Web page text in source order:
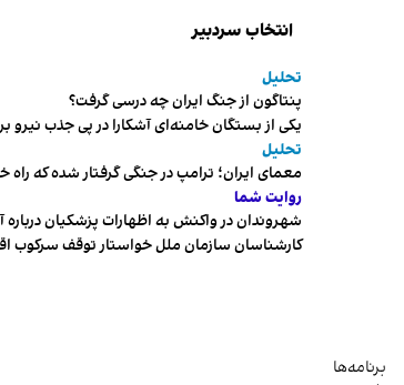
انتخاب سردبیر
تحلیل
پنتاگون از جنگ ایران چه درسی گرفت؟
یکی از بستگان خامنه‌ای آشکارا در پی جذب
تحلیل
معمای ایران؛ ترامپ در جنگی گرفتار شده که
روایت شما
شهروندان در واکنش به اظهارات پزشکیان درباره
کارشناسان سازمان ملل خواستار توقف سرکوب
برنامه‌ها